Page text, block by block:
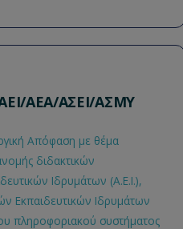
ΑΕΑ/ΑΣΕΙ/ΑΣΜΥ
Απόφαση με θέμα
διδακτικών
Ιδρυμάτων (Α.Ε.Ι.),
Εκπαιδευτικών Ιδρυμάτων
πληροφοριακού συστήματος